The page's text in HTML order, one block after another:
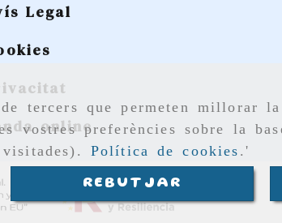
tercers que permeten millorar
vostres preferències sobre la
Política de cookies .'
REBUTJAR
Legal
online